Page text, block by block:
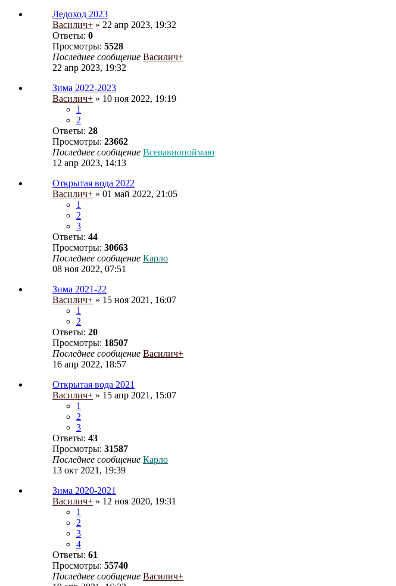
Ледоход 2023
Василич+ » 22 апр 2023, 19:32
Ответы: 0
Просмотры: 5528
Последнее сообщение Василич+
22 апр 2023, 19:32
Зима 2022-2023
Василич+ » 10 ноя 2022, 19:19
1
2
Ответы: 28
Просмотры: 23662
Последнее сообщение Всеравнопоймаю
12 апр 2023, 14:13
Открытая вода 2022
Василич+ » 01 май 2022, 21:05
1
2
3
Ответы: 44
Просмотры: 30663
Последнее сообщение Карло
08 ноя 2022, 07:51
Зима 2021-22
Василич+ » 15 ноя 2021, 16:07
1
2
Ответы: 20
Просмотры: 18507
Последнее сообщение Василич+
16 апр 2022, 18:57
Открытая вода 2021
Василич+ » 15 апр 2021, 15:07
1
2
3
Ответы: 43
Просмотры: 31587
Последнее сообщение Карло
13 окт 2021, 19:39
Зима 2020-2021
Василич+ » 12 ноя 2020, 19:31
1
2
3
4
Ответы: 61
Просмотры: 55740
Последнее сообщение Василич+